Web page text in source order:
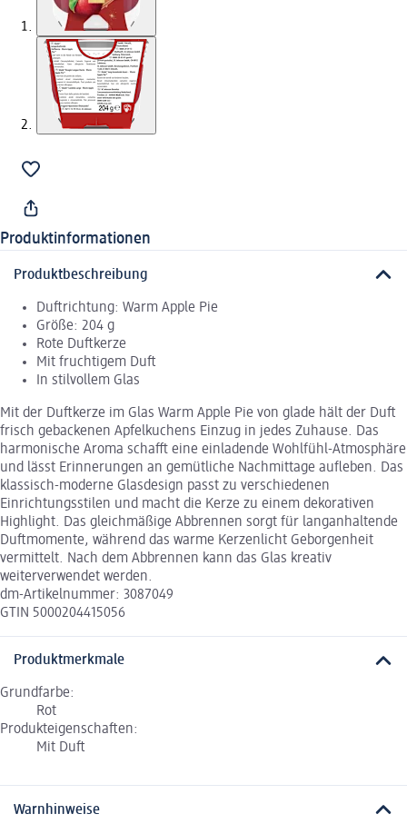
Produktinformationen
Produktbeschreibung
Duftrichtung: Warm Apple Pie
Größe: 204 g
Rote Duftkerze
Mit fruchtigem Duft
In stilvollem Glas
Mit der Duftkerze im Glas Warm Apple Pie von glade hält der Duft
frisch gebackenen Apfelkuchens Einzug in jedes Zuhause. Das
harmonische Aroma schafft eine einladende Wohlfühl-Atmosphäre
und lässt Erinnerungen an gemütliche Nachmittage aufleben. Das
klassisch-moderne Glasdesign passt zu verschiedenen
Einrichtungsstilen und macht die Kerze zu einem dekorativen
Highlight. Das gleichmäßige Abbrennen sorgt für langanhaltende
Duftmomente, während das warme Kerzenlicht Geborgenheit
vermittelt. Nach dem Abbrennen kann das Glas kreativ
weiterverwendet werden.
dm-Artikelnummer: 3087049
GTIN 5000204415056
Produktmerkmale
Grundfarbe:
Rot
Produkteigenschaften:
Mit Duft
Warnhinweise